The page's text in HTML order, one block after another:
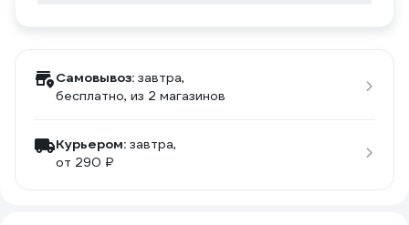
Самовывоз: завтра,
бесплатно, из 2 магазинов
Курьером: завтра,
от 290 ₽